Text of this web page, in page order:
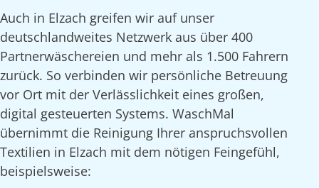
Auch in Elzach greifen wir auf unser
deutschlandweites Netzwerk aus über 400
Partnerwäschereien und mehr als 1.500 Fahrern
zurück. So verbinden wir persönliche Betreuung
vor Ort mit der Verlässlichkeit eines großen,
digital gesteuerten Systems. WaschMal
übernimmt die Reinigung Ihrer anspruchsvollen
Textilien in Elzach mit dem nötigen Feingefühl,
beispielsweise: